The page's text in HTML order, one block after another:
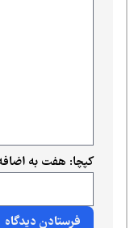
کپچا: هفت به اضافه